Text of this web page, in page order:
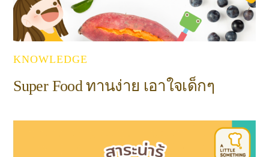
KNOWLEDGE
Super Food ทานง่าย เอาใจเด็กๆ